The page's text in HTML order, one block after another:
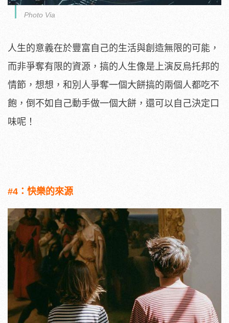
Photo Via
人生的意義在於豐富自己的生活與創造無限的可能，
而非爭奪有限的資源，搞的人生像是上演反烏托邦的
情節，想想，和別人爭奪一個大餅搞的兩個人都吃不
飽，倒不如自己動手做一個大餅，還可以自己決定口
味呢！
#4：快樂的來源